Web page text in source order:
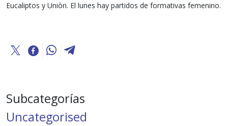
Eucaliptos y Uniòn. El lunes hay partidos de formativas femenino.
Subcategorías
Uncategorised